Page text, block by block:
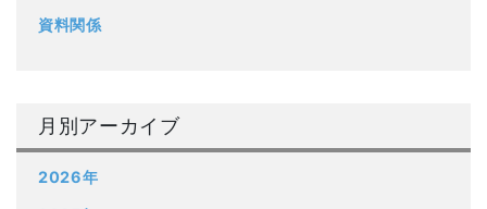
資料関係
月別アーカイブ
2026年